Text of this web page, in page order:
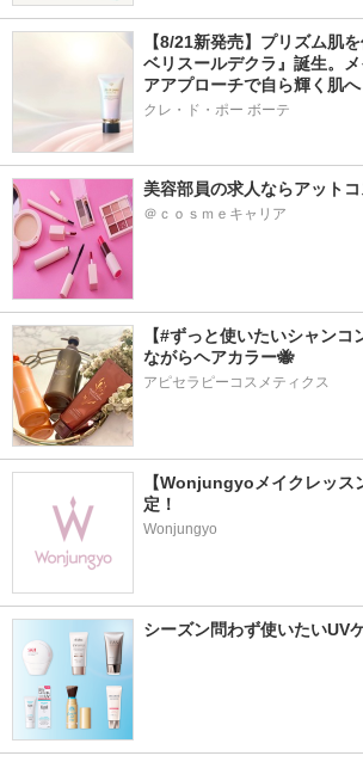
【8/21新発売】プリズム肌
ベリスールデクラ』誕生。
アアプローチで自ら輝く肌へ
クレ・ド・ポー ボーテ
美容部員の求人ならアット
＠ｃｏｓｍｅキャリア
【#ずっと使いたいシャン
ながらヘアカラー🐝
アピセラピーコスメティクス
【Wonjungyoメイクレッス
定！
Wonjungyo
シーズン問わず使いたいUV